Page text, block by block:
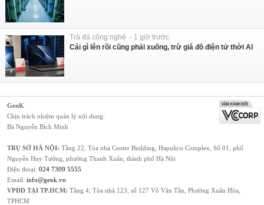
Trà đá công nghệ - 1 giờ trước
Cái gì lên rồi cũng phải xuống, trừ giá đồ điện tử thời AI
GenK
Chịu trách nhiệm quản lý nội dung:
Bà Nguyễn Bích Minh
TRỤ SỞ HÀ NỘI: Tầng 22, Tòa nhà Center Building, Hapulico Complex, Số 01, phố
Nguyễn Huy Tưởng, phường Thanh Xuân, thành phố Hà Nội
Điện thoại: 024 7309 5555
Email: info@genk.vn
VPĐD TẠI TP.HCM: Tầng 4, Tòa nhà 123, số 127 Võ Văn Tần, Phường Xuân Hòa,
TPHCM